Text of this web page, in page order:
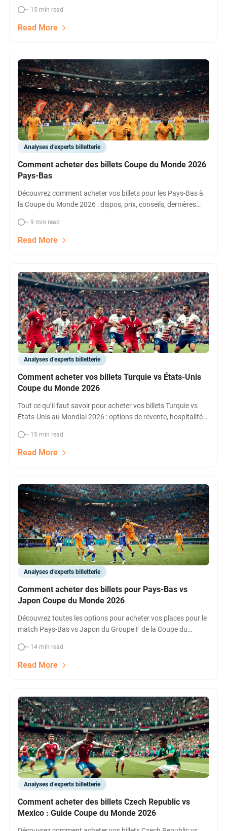
week-end F1 à Marina Bay Street Circuit.
~ 15 min read
Read More
Analyses d’experts billetterie
Comment acheter des billets Coupe du Monde 2026
Pays-Bas
Découvrez comment acheter vos billets pour les Pays-Bas à
la Coupe du Monde 2026 : dispos, prix, conseils, dernières
clics !
~ 9 min read
Read More
Analyses d’experts billetterie
Comment acheter vos billets Turquie vs États-Unis
Coupe du Monde 2026
Tout ce qu’il faut savoir pour acheter vos billets Turquie vs
États-Unis au Mondial 2026 : options de revente, hospitalité
du choc à Los Angeles.
~ 15 min read
Read More
Analyses d’experts billetterie
Comment acheter des billets pour Pays-Bas vs
Japon Coupe du Monde 2026
Découvrez toutes les options pour acheter vos places pour le
match Pays-Bas vs Japon du Groupe F de la Coupe du
Texas. Guide rapide : billetterie officielle FIFA, revente,
hospitalités, packages, comparateurs. Comparez les prix et
~ 14 min read
Read More
Analyses d’experts billetterie
Comment acheter des billets Czech Republic vs
Mexico : Guide Coupe du Monde 2026